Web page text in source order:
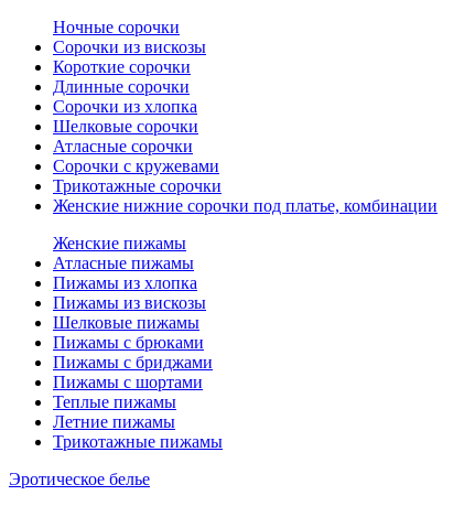
Ночные сорочки
Сорочки из вискозы
Короткие сорочки
Длинные сорочки
Сорочки из хлопка
Шелковые сорочки
Атласные сорочки
Сорочки с кружевами
Трикотажные сорочки
Женские нижние сорочки под платье, комбинации
Женские пижамы
Атласные пижамы
Пижамы из хлопка
Пижамы из вискозы
Шелковые пижамы
Пижамы с брюками
Пижамы с бриджами
Пижамы с шортами
Теплые пижамы
Летние пижамы
Трикотажные пижамы
Эротическое белье